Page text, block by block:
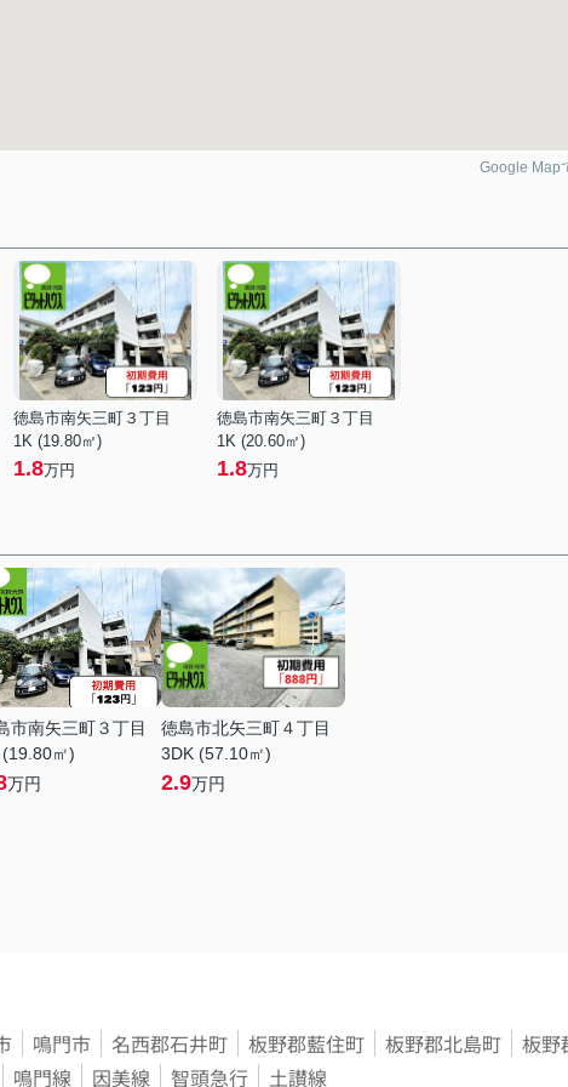
Google Map
徳島市南矢三町３丁目
1K (19.80㎡)
1.8万円
徳島市南矢三町３丁目
1K (20.60㎡)
1.8万円
市南矢三町３丁目
(19.80㎡)
万円
徳島市北矢三町４丁目
3DK (57.10㎡)
2.9万円
鳴門市 名西郡石井町 板野郡藍住町 板野郡北島町
板野
鳴門線 因美線 智頭急行 土讃線